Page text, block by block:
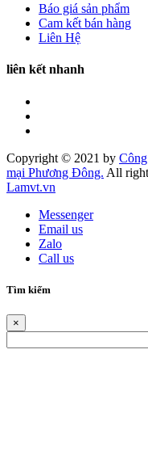
Báo giá sản phẩm
Cam kết bán hàng
Liên Hệ
liên kết nhanh
Copyright © 2021 by
mại Phương Đông. All
Lamvt.vn
Messenger
Email us
Zalo
Call us
Tìm kiếm
×